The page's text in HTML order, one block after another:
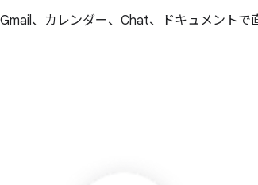
Gmail、カレンダー、Chat、ドキュメントで